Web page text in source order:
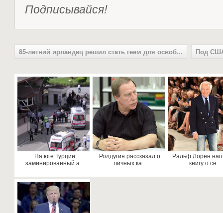
Подписывайся!
85-летний ирландец решил стать геем для освоб... Под
На юге Турции
заминированный а...
Ролдугин рассказал о
личных ка...
Ральф Лорен
книгу о се...